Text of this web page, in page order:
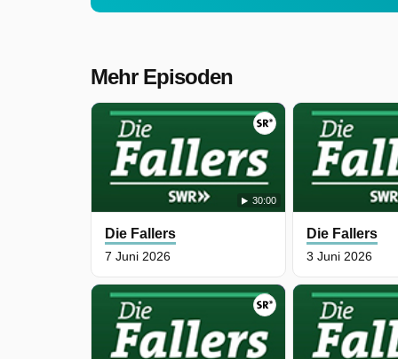
Mehr Episoden
30:00
Die Fallers
7 Juni 2026
Die Fallers
3 Juni 2026